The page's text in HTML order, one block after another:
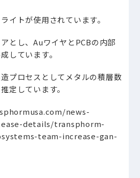
イトが使用されています。
とし、AuワイヤとPCBの内部
しています。
プロセスとしてメタルの積層数
定しています。
news-
details/transphorm-
team-increase-gan-